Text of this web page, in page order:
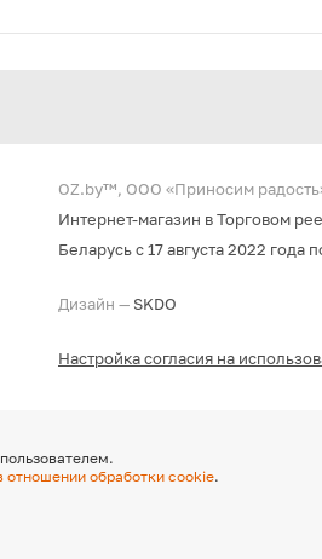
OZ.by™, ООО «Приносим
Интернет-магазин в Торговом
Беларусь с 17 августа 2022
Дизайн — SKDO
Настройка согласия на
отношении обработки cookie.